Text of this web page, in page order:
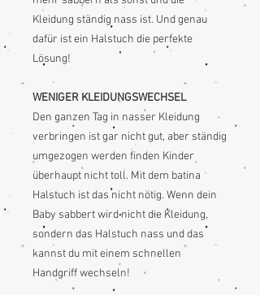
Kleidung ständig nass ist. Und genau
dafür ist ein Halstuch die perfekte
Lösung!
WENIGER KLEIDUNGSWECHSEL
Den ganzen Tag in nasser Kleidung
verbringen ist gar nicht gut, aber ständig
umgezogen werden finden Kinder
überhaupt nicht toll. Mit dem batina
Halstuch ist das nicht nötig. Wenn dein
Baby sabbert wird nicht die Kleidung,
sondern das Halstuch nass und das
kannst du mit einem schnellen
Handgriff wechseln!